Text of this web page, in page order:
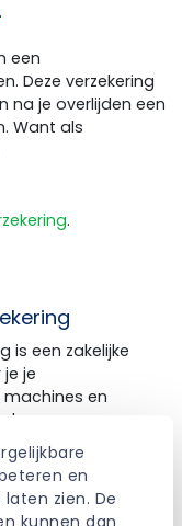
en
zien. De
kunnen dan
.
een
Deze verzekering
na je overlijden een
Want als
.
is een zakelijke
je
en
bijvoorbeeld
de verzekeraar
goed beveiligd is.